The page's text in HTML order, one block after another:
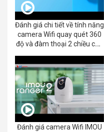
Đánh giá chi tiết về tính năng
camera Wifi quay quét 360
độ và đàm thoại 2 chiều của
Đánh giá camera Wifi IMOU